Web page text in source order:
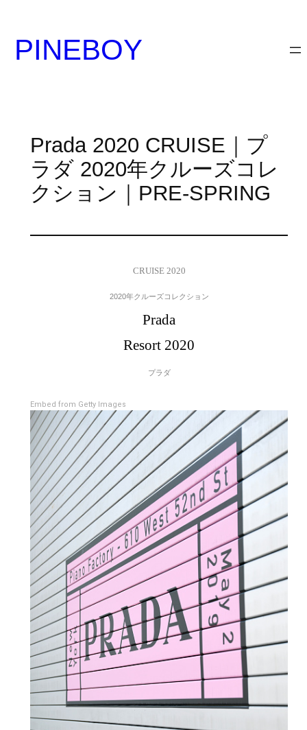
PINEBOY
Prada 2020 CRUISE｜プ
ラダ 2020年クルーズコレ
クション｜PRE-SPRING
CRUISE 2020
2020年クルーズコレクション
Prada
Resort 2020
プラダ
Embed from Getty Images